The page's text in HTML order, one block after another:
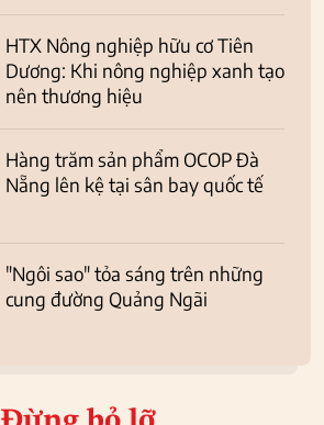
HTX Nông nghiệp hữu cơ Tiên
Dương: Khi nông nghiệp xanh tạo
nên thương hiệu
Hàng trăm sản phẩm OCOP Đà
Nẵng lên kệ tại sân bay quốc tế
"Ngôi sao" tỏa sáng trên những
cung đường Quảng Ngãi